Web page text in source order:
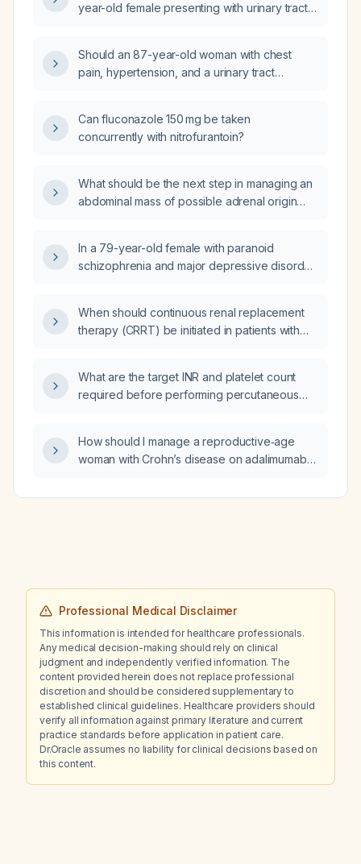
year-old female presenting with urinary tract
Should an 87-year-old woman with chest
pain, hypertension, and a urinary tract
embolism?
Can fluconazole 150 mg be taken
concurrently with nitrofurantoin?
What should be the next step in managing an
abdominal mass of possible adrenal origin
In a 79-year-old female with paranoid
schizophrenia and major depressive disorder
monitored, what elements should be included
in her care plan, how should suicidal ideation
information should be provided to her family
to explain that these conditions are not a
When should continuous renal replacement
therapy (CRRT) be initiated in patients with
dosing, anticoagulation strategy, and
monitoring parameters?
What are the target INR and platelet count
required before performing percutaneous
How should I manage a reproductive‑age
woman with Crohn’s disease on adalimumab
who presents with amenorrhea, likely
Professional Medical Disclaimer
This information is intended for healthcare professionals.
Any medical decision-making should rely on clinical
judgment and independently verified information. The
content provided herein does not replace professional
discretion and should be considered supplementary to
established clinical guidelines. Healthcare providers should
verify all information against primary literature and current
practice standards before application in patient care.
Dr.Oracle assumes no liability for clinical decisions based on
this content.